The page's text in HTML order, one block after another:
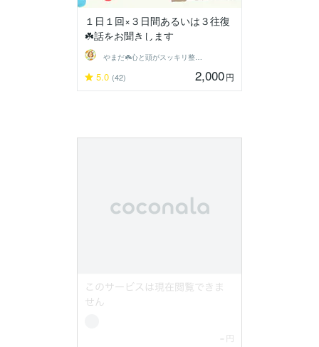
１日１回×３日間あるいは３往復
☘️話をお聞きします
やまだ☘️心と頭がスッキリ整うサロン
5.0 (42) 2,000円